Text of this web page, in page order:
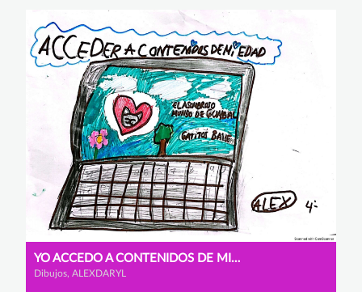
YO ACCEDO A CONTENIDOS DE MI EDAD
Dibujos, ALEXDARYL